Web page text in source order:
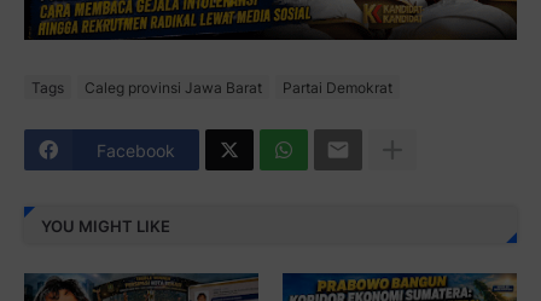
Tags Caleg provinsi Jawa Barat Partai Demokrat
Facebook
YOU MIGHT LIKE